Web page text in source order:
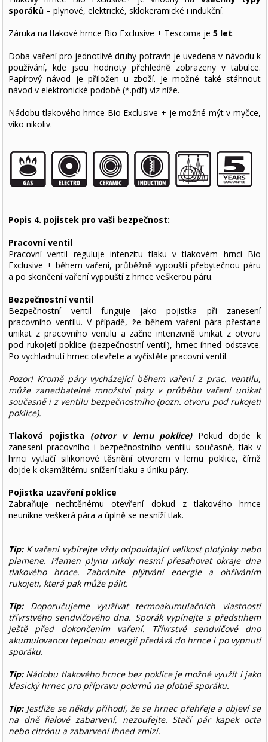
sporáků – plynové, elektrické, sklokeramické i indukční.
Záruka na tlakové hrnce Bio Exclusive + Tescoma je5 let.
Doba vaření pro jednotlivé druhy potravin je uvedena v návodu k
používání, kde jsou hodnoty přehledně zobrazeny v tabulce.
Papírový návod je přiložen u zboží. Je možné také stáhnout
návod v elektronické podobě (*.pdf) viz níže.
Nádobu tlakového hrnce Bio Exclusive + je možné mýt v myčce,
víko nikoliv.
Popis 4. pojistek pro vaši bezpečnost:
Pracovní ventil
Pracovní ventil reguluje intenzitu tlaku v tlakovém hrnci Bio
Exclusive + během vaření, průběžně vypouští přebytečnou páru
a po skončení vaření vypouští z hrnce veškerou páru.
Bezpečnostní ventil
Bezpečnostní ventil funguje jako pojistka při zanesení
pracovního ventilu. V případě, že během vaření pára přestane
unikat z pracovního ventilu a začne intenzivně unikat z otvoru
pod rukojetí poklice (bezpečnostní ventil), hrnec ihned odstavte.
Po vychladnutí hrnec otevřete a vyčistěte pracovní ventil.
Pozor! Kromě páry vycházející během vaření z prac. ventilu,
může zanedbatelné množství páry v průběhu vaření unikat
současně i z ventilu bezpečnostního (pozn. otvoru pod rukojeti
poklice).
Tlaková pojistka (otvor v lemu poklice)Pokud dojde k
zanesení pracovního i bezpečnostního ventilu současně, tlak v
hrnci vytlačí silikonové těsnění otvorem v lemu poklice, čímž
dojde k okamžitému snížení tlaku a úniku páry.
Pojistka uzavření poklice
Zabraňuje nechtěnému otevření dokud z tlakového hrnce
neunikne veškerá pára a úplně se nesníží tlak.
Tip:K vaření vybírejte vždy odpovídající velikost plotýnky nebo
plamene. Plamen plynu nikdy nesmí přesahovat okraje dna
tlakového hrnce. Zabráníte plýtvání energie a ohříváním
rukojeti, která pak může pálit.
Tip:Doporučujeme využívat termoakumulačních vlastností
třívrstvého sendvičového dna. Sporák vypínejte s předstihem
ještě před dokončením vaření. Třívrstvé sendvičové dno
akumulovanou tepelnou energii předává do hrnce i po vypnutí
sporáku.
Tip:Nádobu tlakového hrnce bez poklice je možné využít i jako
klasický hrnec pro přípravu pokrmů na plotně sporáku.
Tip:Jestliže se někdy přihodí, že se hrnec přehřeje a objeví se
na dně fialové zabarvení, nezoufejte. Stačí pár kapek octa
nebo citrónu a zabarvení ihned zmizí.